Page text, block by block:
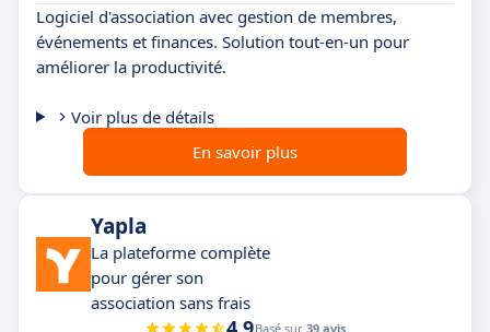
Logiciel d'association avec gestion de membres,
événements et finances. Solution tout-en-un pour
améliorer la productivité.
Voir plus de détails
En savoir plus
Yapla
La plateforme complète
pour gérer son
association sans frais
Basé sur 39 avis